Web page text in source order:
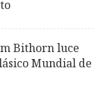
Bithorn luce
Mundial de